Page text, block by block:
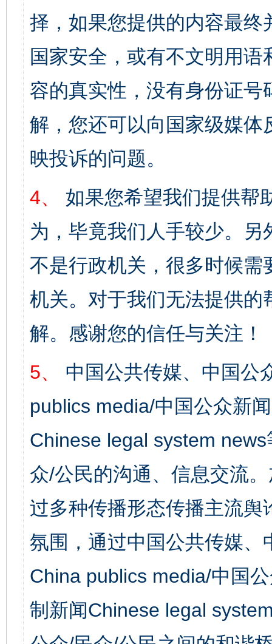
择，如果您提供的内容最
国家安全，或有不文明用
容的真实性，没有身份证
解，您还可以向国家级媒
映投诉的问题。
4、
如果您希望我们提供帮
为，毕竟我们人手较少。
不是行政机关，很多时候
机关。对于我们无法提供
解。感谢您的信任与关注！
5、
中国公共传媒、中国公
publics media/中国公众新
Chinese legal system
众/公民的沟通、信息交流
过多种传播形态传播主流
氛围，通过中国公共传媒
China publics media/中国
制新闻Chinese legal